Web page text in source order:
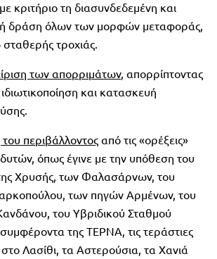
κριτήριο τη διασυνδεδεμένη και
δράση όλων των μορφών μεταφοράς,
τροχιάς.
των απορριμάτων, απορρίπτοντας
και κατασκευή
περιβάλλοντος από τις «ορέξεις»
όπως έγινε με την υπόθεση του
Χρυσής, των Φαλασάρνων, του
των πηγών Αρμένων, του
του Υβριδικού Σταθμού
της ΤΕΡΝΑ, τις τεράστιες
Λασίθι, τα Αστερούσια, τα Χανιά